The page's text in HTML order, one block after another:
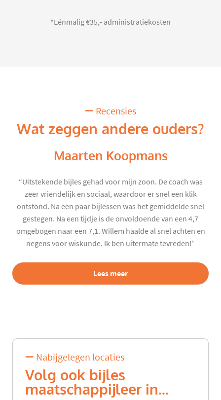
*Eénmalig €35,- administratiekosten
Recensies
Wat zeggen andere ouders?
Maarten Koopmans
“Uitstekende bijles gehad voor mijn zoon. De coach was
zeer vriendelijk en sociaal, waardoor er snel een klik
ontstond. Na een paar bijlessen was het gemiddelde snel
gestegen. Na een tijdje is de onvoldoende van een 4,7
omgebogen naar een 7,1. Willem haalde al snel achten en
negens voor wiskunde. Ik ben uitermate tevreden!”
Lees meer
Nabijgelegen locaties
Volg ook bijles
maatschappijleer in...